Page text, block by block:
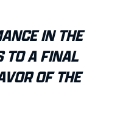
IN THE
TO A FINAL
OF THE